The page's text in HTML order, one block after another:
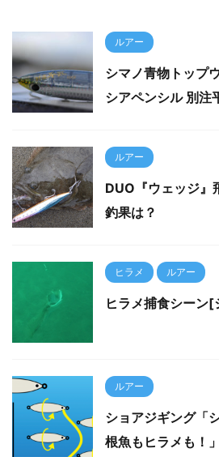
ルアー
シマノ青物トップ
シアペンシル 別注
ルアー
DUO『ウェッジ』
釣果は？
ヒラメ ルアー
ヒラメ捕食シーン
ルアー
ショアジギング「
根魚もヒラメも！」